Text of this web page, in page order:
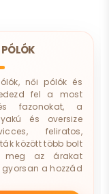
női pólók és
fel a most
fazonokat, a
és oversize
feliratos,
között több bolt
meg az árakat
a hozzád